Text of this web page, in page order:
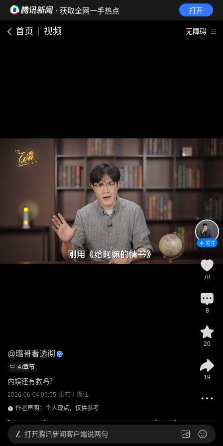
· 获取全网一手热点 打开
首页 视频 无障碍
@璐哥看透彻
AI章节
内娱还有救吗？
2026-06-04 09:55 发布于浙江
作者声明：个人观点，仅供参考
关注
78
8
20
19
打开腾讯新闻客户端说两句